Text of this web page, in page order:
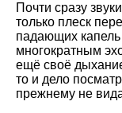
Почти сразу
только плеск
падающих
многократным
ещё своё
то и дело
прежнему не